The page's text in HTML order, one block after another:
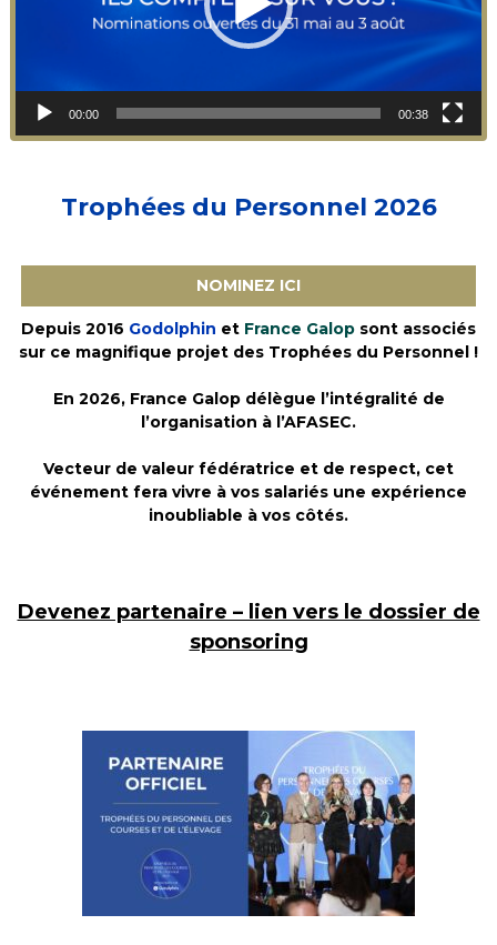
00:00 00:38
Trophées du Personnel 2026
NOMINEZ ICI
Depuis 2016 Godolphin et France Galop sont associés
sur ce magnifique projet des Trophées du Personnel !
En 2026, France Galop délègue l’intégralité de
l’organisation à l’AFASEC.
Vecteur de valeur fédératrice et de respect, cet
événement fera vivre à vos salariés une expérience
inoubliable à vos côtés.
Devenez partenaire – lien vers le dossier de
sponsoring